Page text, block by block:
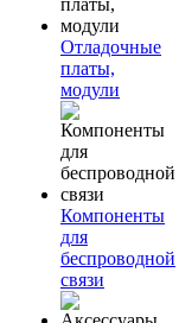
Отладочные
платы,
модули
Компоненты
для
беспроводной
связи